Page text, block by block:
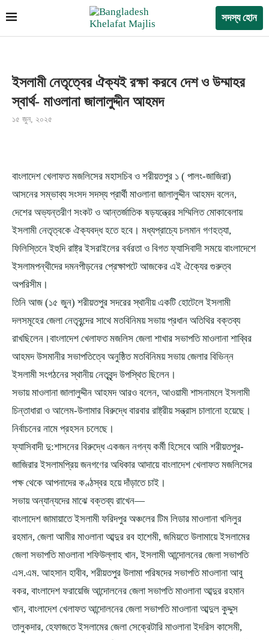
সদস্য হোন
ইসলামী নেতৃত্বের ঐক্যই রক্ষা করবে দেশ ও উম্মাহর
স্বার্থ- মাওলানা জালালুদ্দীন আহমদ
১৫ জুন, ২০২৫
বাংলাদেশ খেলাফত মজলিসের মহাসচিব ও শরীয়তপুর ১ ( পালং-জাজিরা)
আসনের সম্ভাব্য সংসদ সদস্য প্রার্থী মাওলানা জালালুদ্দীন আহমদ বলেন,
দেশের অভ্যন্তরীণ সংকট ও আন্তর্জাতিক ষড়যন্ত্রের সম্মিলিত মোকাবেলায়
ইসলামী নেতৃত্বকে ঐক্যবদ্ধ হতে হবে। মধ্যপ্রাচ্যে চলমান গণহত্যা,
ফিলিস্তিনে ইহুদি রাষ্ট্র ইসরাইলের বর্বরতা ও বিগত ফ্যাসিবাদী সময়ে বাংলাদেশে
ইসলামপন্থীদের দমনপীড়নের প্রেক্ষাপটে আজকের এই ঐক্যের গুরুত্ব
অপরিসীম।
তিনি আজ (১৫ জুন) শরীয়তপুর সদরের স্থানীয় একটি হোটেলে ইসলামী
দলসমূহের জেলা নেতৃবৃন্দের সাথে মতবিনিময় সভায় প্রধান অতিথির বক্তব্য
রাখছিলেন।বাংলাদেশ খেলাফত মজলিস জেলা শাখার সভাপতি মাওলানা শাব্বির
আহমদ উসমানীর সভাপতিত্বে অনুষ্ঠিত মতবিনিময় সভায় জেলার বিভিন্ন
ইসলামী সংগঠনের স্থানীয় নেতৃবৃন্দ উপস্থিত ছিলেন।
সভায় মাওলানা জালালুদ্দীন আহমদ আরও বলেন, আওয়ামী শাসনামলে ইসলামী
চিন্তাধারা ও আলেম-উলামার বিরুদ্ধে বারবার রাষ্ট্রীয় সন্ত্রাস চালানো হয়েছে।
নির্বাচনের নামে প্রহসন চলেছে।
ফ্যাসিবাদী দু:শাসনের বিরুদ্ধে একজন নগন্য কর্মী হিসেবে আমি শরীয়তপুর-
জাজিরার ইসলামপ্রিয় জনগণের অধিকার আদায়ে বাংলাদেশ খেলাফত মজলিসের
পক্ষ থেকে আপনাদের কণ্ঠস্বর হয়ে দাঁড়াতে চাই।
সভায় অন্যান্যদের মাঝে বক্তব্য রাখেন—
বাংলাদেশ জামায়াতে ইসলামী ফরিদপুর অঞ্চলের টিম লিডার মাওলানা খলিলুর
রহমান, জেলা আমীর মাওলানা আব্দুর রব হাশেমী, জমিয়তে উলামায়ে ইসলামের
জেলা সভাপতি মাওলানা শফিউল্লাহ খান, ইসলামী আন্দোলনের জেলা সভাপতি
এস.এম. আহসান হাবীব, শরীয়তপুর উলামা পরিষদের সভাপতি মাওলানা আবু
বকর, বাংলাদেশ ফরায়েজি আন্দোলনের জেলা সভাপতি মাওলানা আব্দুর রহমান
খান, বাংলাদেশ খেলাফত আন্দোলনের জেলা সভাপতি মাওলানা আব্দুল কুদ্দুস
তালুকদার, হেফাজতে ইসলামের জেলা সেক্রেটারি মাওলানা ইদরিস কাসেমী,